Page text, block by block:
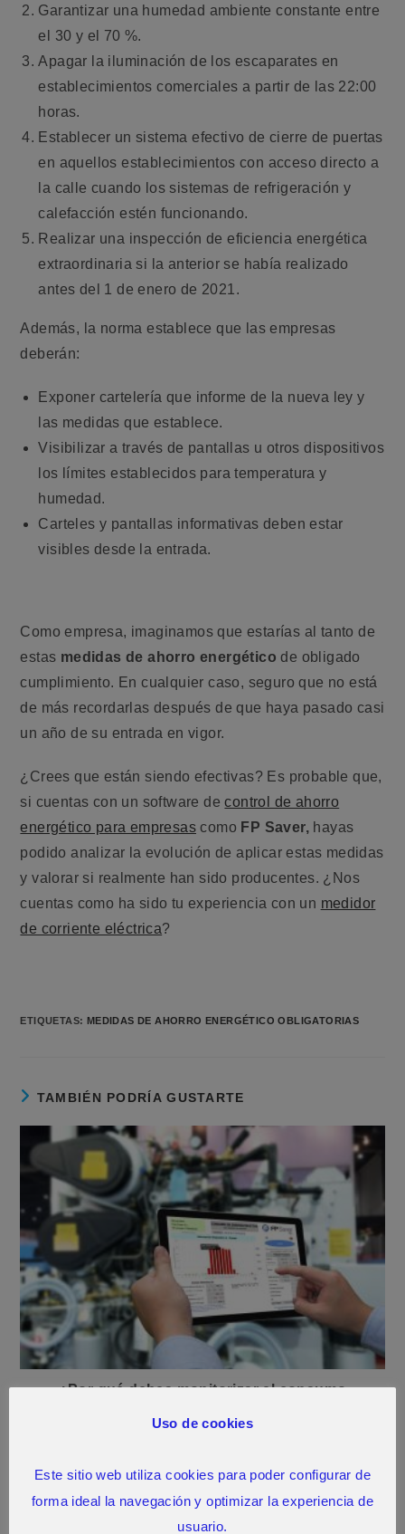
Garantizar una humedad ambiente constante entre
el 30 y el 70 %.
Apagar la iluminación de los escaparates en
establecimientos comerciales a partir de las 22:00
horas.
Establecer un sistema efectivo de cierre de puertas
en aquellos establecimientos con acceso directo a
la calle cuando los sistemas de refrigeración y
calefacción estén funcionando.
Realizar una inspección de eficiencia energética
extraordinaria si la anterior se había realizado
antes del 1 de enero de 2021.
Además, la norma establece que las empresas
deberán:
Exponer cartelería que informe de la nueva ley y
las medidas que establece.
Visibilizar a través de pantallas u otros dispositivos
los límites establecidos para temperatura y
humedad.
Carteles y pantallas informativas deben estar
visibles desde la entrada.
Como empresa, imaginamos que estarías al tanto de
estas medidas de ahorro energéticode obligado
cumplimiento. En cualquier caso, seguro que no está
de más recordarlas después de que haya pasado casi
un año de su entrada en vigor.
¿Crees que están siendo efectivas? Es probable que,
si cuentas con un software decontrol de ahorro
energético para empresas como FP Saver, hayas
podido analizar la evolución de aplicar estas medidas
y valorar si realmente han sido producentes. ¿Nos
cuentas como ha sido tu experiencia con un medidor
de corriente eléctrica?
ETIQUETAS: MEDIDAS DE AHORRO ENERGÉTICO OBLIGATORIAS
TAMBIÉN PODRÍA GUSTARTE
¿Por qué debes monitorizar el consumo
Uso de cookies
Este sitio web utiliza cookies para poder configurar de
forma ideal la navegación y optimizar la experiencia de
usuario.